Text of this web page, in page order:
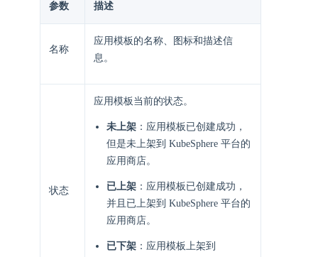
参数 描述
名称
应用模板的名称、图标和描述信
息。
状态
应用模板当前的状态。
未上架 ：应用模板已创建成功，
但是未上架到 KubeSphere 平台的
应用商店。
已上架 ：应用模板已创建成功，
并且已上架到 KubeSphere 平台的
应用商店。
已下架 ：应用模板上架到